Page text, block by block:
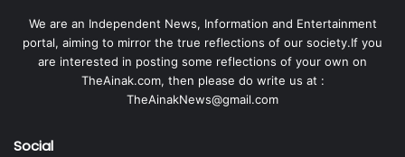
We are an Independent News, Information and Entertainment
portal, aiming to mirror the true reflections of our society.If you
are interested in posting some reflections of your own on
TheAinak.com, then please do write us at :
TheAinakNews@gmail.com
Social